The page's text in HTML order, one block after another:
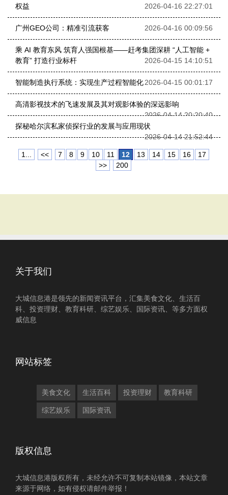
权益
2026-04-16 22:27:01
广州GEO公司：精准引流获客 2026-04-16 00:09:56
乘 AI 教育东风 筑育人强国根基——赶考集团深耕 “人工智能 +
教育” 打造行业标杆
2026-04-15 14:10:51
智能制造执行系统：实现生产过程智能化2026-04-15 00:01:17
高清影视技术的飞速发展及其对观影体验的深远影响
2026-04-14 20:20:40
探秘哈尔滨私家侦探行业的发展与应用现状
2026-04-14 21:52:44
1... << 7 8 9 10 11 12 13 14 15 16
17
>>
200
关于我们
大城信息港是领先的新闻资讯平台，汇集美食文化、生活百
科、投资理财、教育科研、综艺娱乐、国际资讯、等多方面权
威信息
网站标签
美食文化 生活百科 投资理财 教育科研
综艺娱乐 国际资讯
版权信息
大城信息港版权所有，未经允许不可复制本站镜像，本站文章
来源于网络，如有侵权请邮件举报！